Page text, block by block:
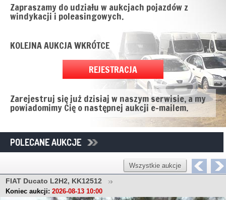
Zapraszamy do udziału w aukcjach pojazdów z
windykacji i poleasingowych.
KOLEJNA AUKCJA WKRÓTCE
REJESTRACJA
Zarejestruj się już dzisiaj w naszym serwisie, a my
powiadomimy Cię o następnej aukcji e-mailem.
POLECANE AUKCJE
Wszystkie aukcje
FIAT Ducato L2H2, KK12512
Koniec aukcji: 2026-08-13 10:00